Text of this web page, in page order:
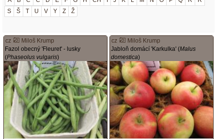
S
Š T U V Y Z Ž
cz
Miloš Krump
Fazol obecný 'Fleuret' - lusky
(Phaseolus vulgaris)
cz
Miloš Krump
Jabloň domácí 'Karkulka' (Malus
domestica)